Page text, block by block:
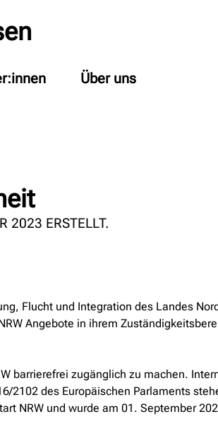
Über uns
2023 ERSTELLT.
Flucht und Integration des Landes
Angebote in ihrem
barrierefrei zugänglich zu machen.
2102 des Europäischen Parlaments
NRW und wurde am 01. September